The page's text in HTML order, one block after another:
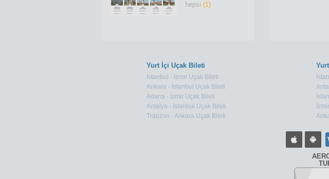
hepsi(1)
Yurt İçi Uçak Bileti
İstanbul - İzmir Uçak Bileti
Ankara - İstanbul Uçak Bileti
Adana - İzmir Uçak Bileti
Antalya - İstanbul Uçak Bileti
Trabzon - Ankara Uçak Bileti